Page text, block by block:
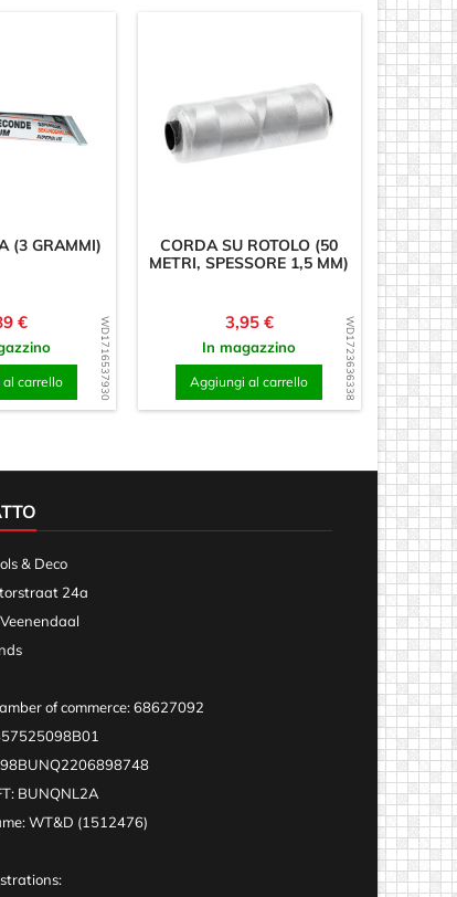
WD1716537930
(3 GRAMMI)
€
carrello WD1723636338
CORDA SU ROTOLO (50
METRI, SPESSORE 1,5 MM)
Prezzo
3,95 €
In magazzino
Aggiungi al carrello
& Deco
24a
of commerce: 68627092
BUNQNL2A
WT&D (1512476)